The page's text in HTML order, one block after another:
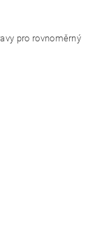
pro rovnoměrný